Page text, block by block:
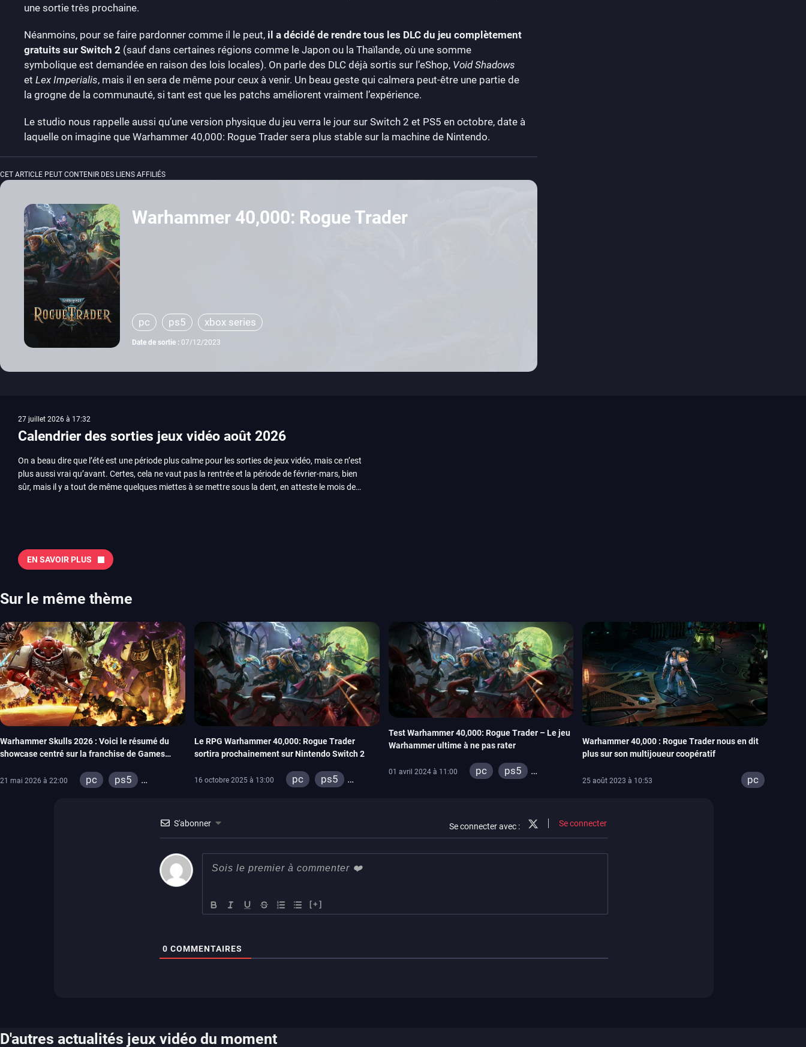
une sortie très prochaine.
Néanmoins, pour se faire pardonner comme il le peut, il a décidé de rendre tous les DLC du jeu complètement
gratuits sur Switch 2 (sauf dans certaines régions comme le Japon ou la Thaïlande, où une somme
symbolique est demandée en raison des lois locales). On parle des DLC déjà sortis sur l’eShop, Void Shadows
et Lex Imperialis, mais il en sera de même pour ceux à venir. Un beau geste qui calmera peut-être une partie de
la grogne de la communauté, si tant est que les patchs améliorent vraiment l’expérience.
Le studio nous rappelle aussi qu’une version physique du jeu verra le jour sur Switch 2 et PS5 en octobre, date à
laquelle on imagine que Warhammer 40,000: Rogue Trader sera plus stable sur la machine de Nintendo.
CET ARTICLE PEUT CONTENIR DES LIENS AFFILIÉS
Warhammer 40,000: Rogue Trader
pc ps5 xbox series
Date de sortie : 07/12/2023
27 juillet 2026 à 17:32
Calendrier des sorties jeux vidéo août 2026
On a beau dire que l’été est une période plus calme pour les sorties de jeux vidéo, mais ce n’est
plus aussi vrai qu’avant. Certes, cela ne vaut pas la rentrée et la période de février-mars, bien
sûr, mais il y a tout de même quelques miettes à se mettre sous la dent, en atteste le mois de
Tokon ou encore Beast of Reincarnation, qui nous montre que Game Freak sait faire autre
chose d’ambitieux que Pokémon. On n’oubliera pas la période de Gamescom, avec Star Wars,
2026 Vous trouverez ici tous les jeux majeurs qui sortiront au mois de juin. Vous trouverez
aussi les jeux de ce mois dans notre page dédiée…
EN SAVOIR PLUS
Sur le même thème
Warhammer Skulls 2026 : Voici le résumé du
showcase centré sur la franchise de Games
21 mai 2026 à 22:00 pc
ps5
Le RPG Warhammer 40,000: Rogue Trader
sortira prochainement sur Nintendo Switch 2
16 octobre 2025 à 13:00 pc
ps5
Test Warhammer 40,000: Rogue Trader – Le jeu
Warhammer ultime à ne pas rater
01 avril 2024 à 11:00 pc
ps5
Warhammer 40,000 : Rogue Trader nous en dit
plus sur son multijoueur coopératif
25 août 2023 à 10:53 pc
S'abonner Se connecter avec : Se connecter
[+]
0 COMMENTAIRES
D'autres actualités jeux vidéo du moment